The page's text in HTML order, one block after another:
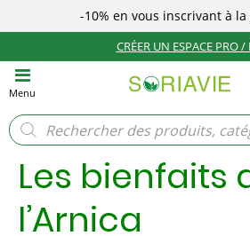
-10% en vous inscrivant à la
CRÉER UN ESPACE PRO /
Menu
Recherche
de
produits
Les bienfaits
l’Arnica